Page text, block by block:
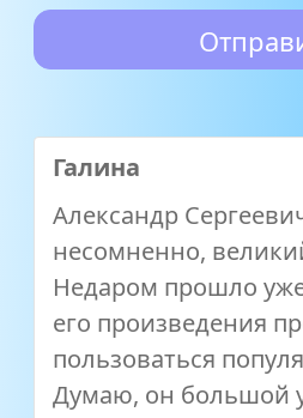
Галина
Александр
несомненно,
Недаром прошло
его произведения
пользоваться
Думаю, он большой